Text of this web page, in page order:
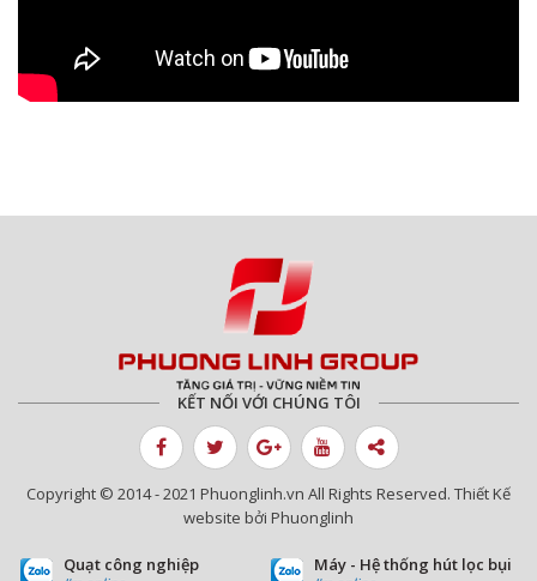
KẾT NỐI VỚI CHÚNG TÔI
Copyright © 2014 - 2021 Phuonglinh.vn All Rights Reserved. Thiết Kế
website bởi Phuonglinh
Quạt công nghiệp Máy - Hệ thống hút lọc bụi